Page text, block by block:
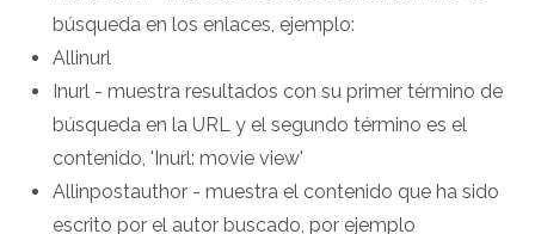
búsqueda en los enlaces, ejemplo:
Allinurl
Inurl - muestra resultados con su primer término de
búsqueda en la URL y el segundo término es el
contenido, 'Inurl: movie view'
Allinpostauthor - muestra el contenido que ha sido
escrito por el autor buscado, por ejemplo